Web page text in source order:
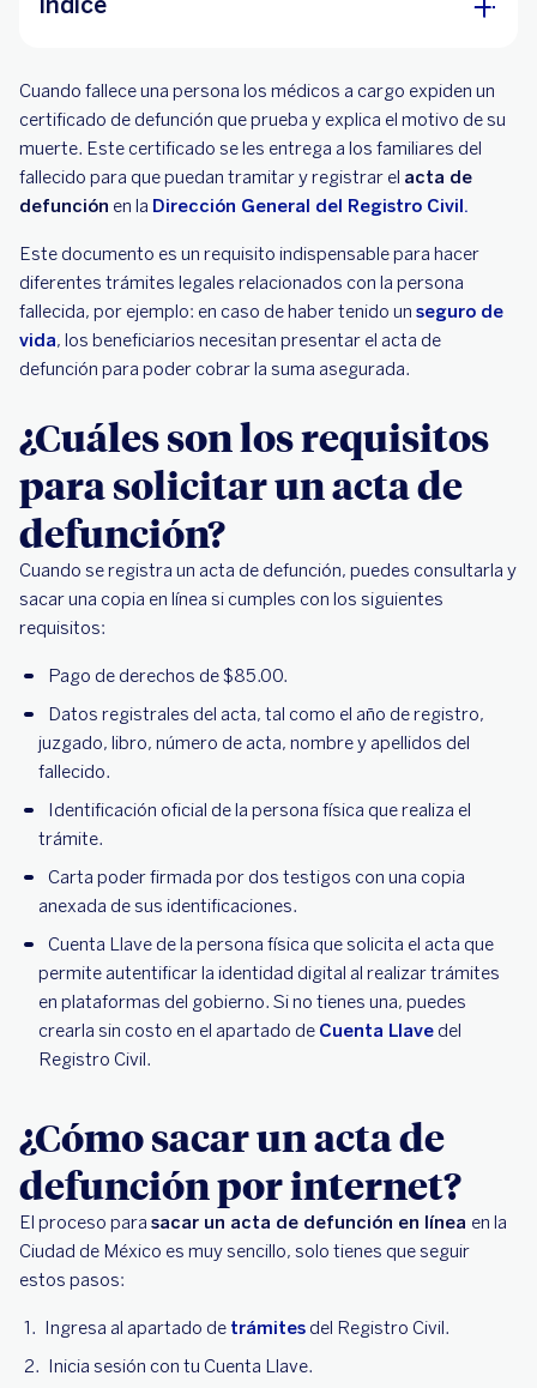
de defunción?
¿Cómo sacar un acta de defunción por
¿Para qué sirve el acta de defunción en los
seguros?
Cuando fallece una persona los médicos a cargo expiden un
certificado de defunción que prueba y explica el motivo de su
muerte. Este certificado se les entrega a los familiares del
fallecido para que puedan tramitar y registrar el acta de
defunción en la Dirección General del Registro Civil.
Este documento es un requisito indispensable para hacer
diferentes trámites legales relacionados con la persona
fallecida, por ejemplo: en caso de haber tenido un seguro de
vida, los beneficiarios necesitan presentar el acta de
defunción para poder cobrar la suma asegurada.
¿Cuáles son los requisitos
para solicitar un acta de
defunción?
Cuando se registra un acta de defunción, puedes consultarla y
sacar una copia en línea si cumples con los siguientes
requisitos:
Pago de derechos de $85.00.
Datos registrales del acta, tal como el año de registro,
juzgado, libro, número de acta, nombre y apellidos del
fallecido.
Identificación oficial de la persona física que realiza el
trámite.
Carta poder firmada por dos testigos con una copia
anexada de sus identificaciones.
Cuenta Llave de la persona física que solicita el acta que
permite autentificar la identidad digital al realizar trámites
en plataformas del gobierno. Si no tienes una, puedes
crearla sin costo en el apartado de Cuenta Llave del
Registro Civil.
¿Cómo sacar un acta de
defunción por internet?
El proceso para sacar un acta de defunción en línea en la
Ciudad de México es muy sencillo, solo tienes que seguir
estos pasos:
Ingresa al apartado de trámites del Registro Civil.
Inicia sesión con tu Cuenta Llave.